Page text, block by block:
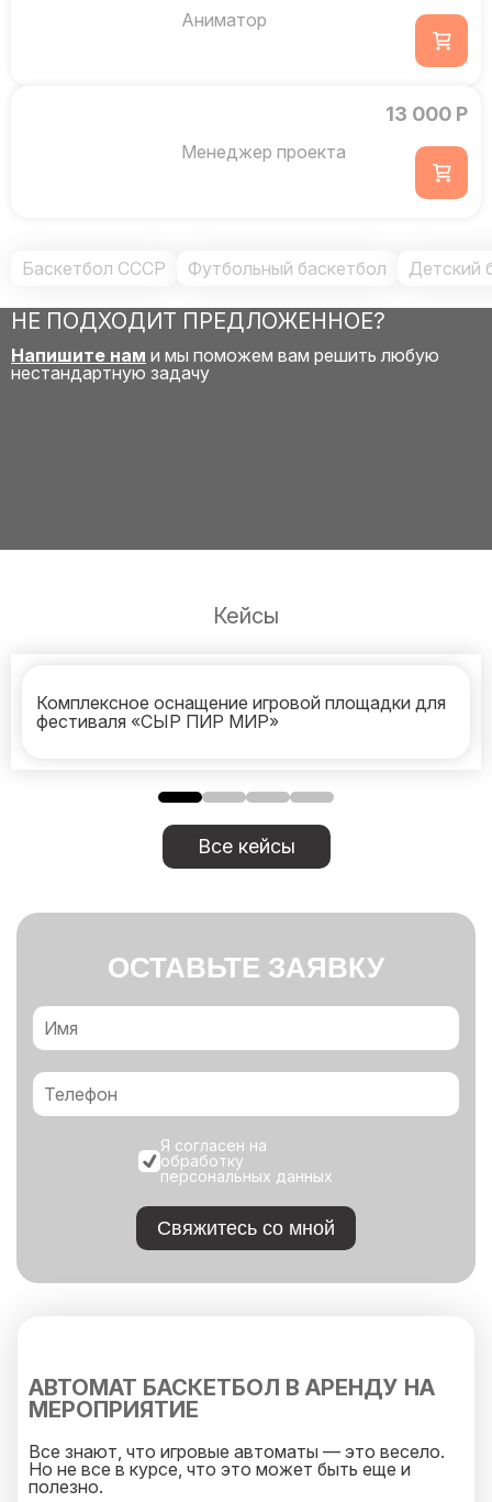
Аниматор
Менеджер проекта
13 000 Р
Баскетбол СССР Футбольный баскетбол Детский
НЕ ПОДХОДИТ ПРЕДЛОЖЕННОЕ?
Напишите нам и мы поможем вам решить любую
нестандартную задачу
Кейсы
Комплексное оснащение игровой площадки для
фестиваля «СЫР ПИР МИР»
Все кейсы
ОСТАВЬТЕ ЗАЯВКУ
Я согласен на
обработку
персональных данных
Свяжитесь со мной
АВТОМАТ БАСКЕТБОЛ В АРЕНДУ НА
МЕРОПРИЯТИЕ
Все знают, что игровые автоматы — это весело.
Но не все в курсе, что это может быть еще и
полезно.